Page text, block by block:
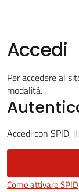
Servizi
Vivere
5x1000
Accedi
Per accedere al
modalità.
Accedi con SPID,
Come attivare SPID